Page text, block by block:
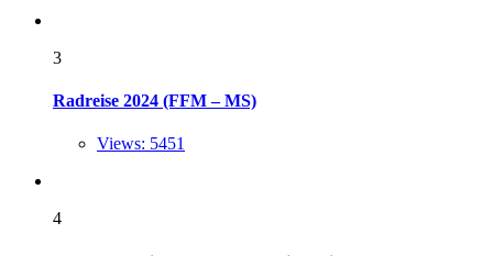
3
Radreise 2024 (FFM – MS)
Views: 5451
4